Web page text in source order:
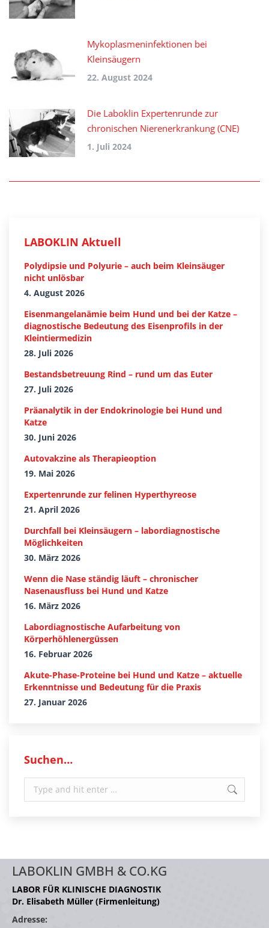
Mykoplasmeninfektionen bei
Kleinsäugern
22. August 2024
Die Laboklin Expertenrunde zur
chronischen Nierenerkrankung (CNE)
1. Juli 2024
LABOKLIN Aktuell
Polydipsie und Polyurie – auch beim Kleinsäuger
nicht unlösbar
4. August 2026
Eisenmangelanämie beim Hund und bei der Katze –
diagnostische Bedeutung des Eisenprofils in der
Kleintiermedizin
28. Juli 2026
Bestandsbetreuung Rind – rund um das Euter
27. Juli 2026
Präanalytik in der Endokrinologie bei Hund und
Katze
30. Juni 2026
Autovakzine als Therapieoption
19. Mai 2026
Expertenrunde zur felinen Hyperthyreose
21. April 2026
Durchfall bei Kleinsäugern – labordiagnostische
Möglichkeiten
30. März 2026
Wenn die Nase ständig läuft – chronischer
Nasenausfluss bei Hund und Katze
16. März 2026
Labordiagnostische Aufarbeitung von
Körperhöhlenergüssen
16. Februar 2026
Akute-Phase-Proteine bei Hund und Katze – aktuelle
Erkenntnisse und Bedeutung für die Praxis
27. Januar 2026
Suchen…
LABOKLIN GMBH & CO.KG
LABOR FÜR KLINISCHE DIAGNOSTIK
Dr. Elisabeth Müller (Firmenleitung)
Adresse: